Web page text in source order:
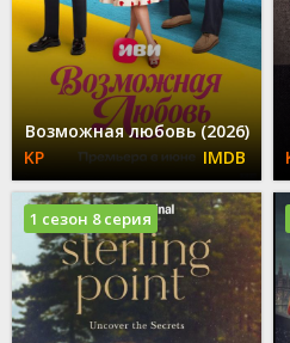
Возможная любовь (2026)
1 сезон 8 серия